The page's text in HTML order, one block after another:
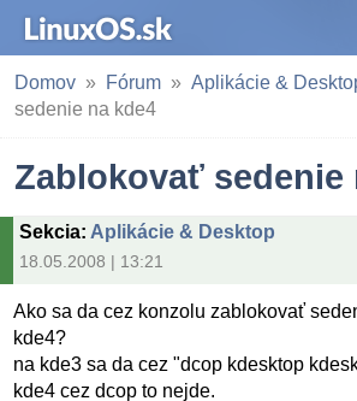
Domov Fórum Aplikácie &
sedenie na kde4
Zablokovať sedenie
Sekcia: Aplikácie & Desktop
18.05.2008 | 13:21
Ako sa da cez konzolu zablokovať
kde4?
na kde3 sa da cez "dcop kdesktop
kde4 cez dcop to nejde.